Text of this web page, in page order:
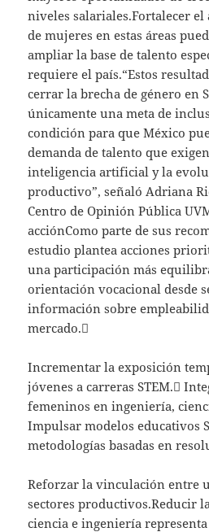
niveles salariales.Fortalecer el
de mujeres en estas áreas
ampliar la base de talento
requiere el país.“Estos
cerrar la brecha de género en
únicamente una meta de
condición para que México
demanda de talento que
inteligencia artificial y la
productivo”, señaló Adriana
Centro de Opinión Pública
acciónComo parte de sus
estudio plantea acciones
una participación más
orientación vocacional desde
información sobre
mercado.
Incrementar la exposición
jóvenes a carreras STEM.
femeninos en ingeniería,
Impulsar modelos educativos
metodologías basadas en
Reforzar la vinculación entre
sectores productivos.Reducir
ciencia e ingeniería